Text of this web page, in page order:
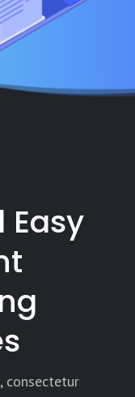
Easy
consectetur